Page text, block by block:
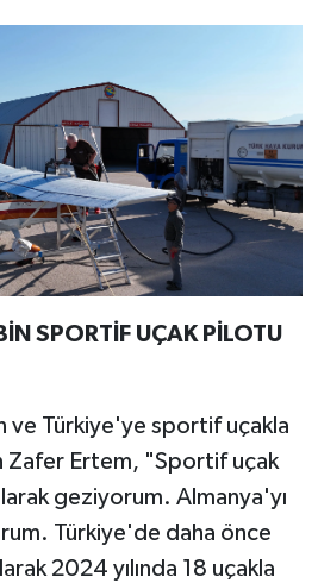
SPORTİF UÇAK PİLOTU
ve Türkiye'ye sportif uçakla
Zafer Ertem, "Sportif uçak
geziyorum. Almanya'yı
Türkiye'de daha önce
2024 yılında 18 uçakla